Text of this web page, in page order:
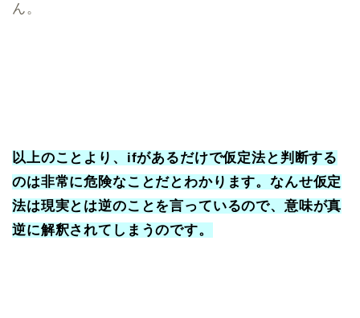
ん。
以上のことより、ifがあるだけで仮定法と判断する
のは非常に危険なことだとわかります。なんせ仮定
法は現実とは逆のことを言っているので、意味が真
逆に解釈されてしまうのです。